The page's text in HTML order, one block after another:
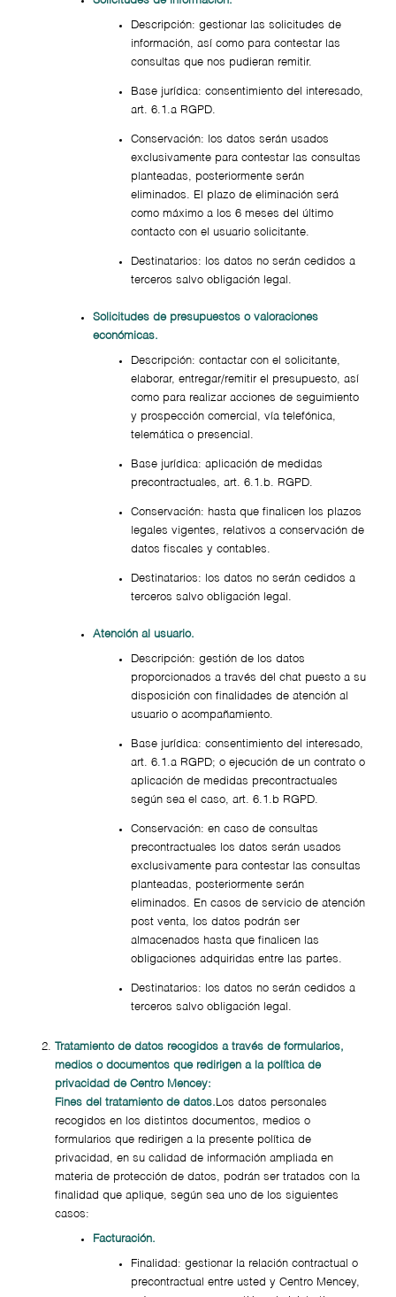
Descripción: gestionar las solicitudes de
información, así como para contestar las
consultas que nos pudieran remitir.
Base jurídica: consentimiento del interesado,
art. 6.1.a RGPD.
Conservación: los datos serán usados
exclusivamente para contestar las consultas
planteadas, posteriormente serán
eliminados. El plazo de eliminación será
como máximo a los 6 meses del último
contacto con el usuario solicitante.
Destinatarios: los datos no serán cedidos a
terceros salvo obligación legal.
Solicitudes de presupuestos o valoraciones
económicas.
Descripción: contactar con el solicitante,
elaborar, entregar/remitir el presupuesto, así
como para realizar acciones de seguimiento
y prospección comercial, vía telefónica,
telemática o presencial.
Base jurídica: aplicación de medidas
precontractuales, art. 6.1.b. RGPD.
Conservación: hasta que finalicen los plazos
legales vigentes, relativos a conservación de
datos fiscales y contables.
Destinatarios: los datos no serán cedidos a
terceros salvo obligación legal.
Atención al usuario.
Descripción: gestión de los datos
proporcionados a través del chat puesto a su
disposición con finalidades de atención al
usuario o acompañamiento.
Base jurídica: consentimiento del interesado,
art. 6.1.a RGPD; o ejecución de un contrato o
aplicación de medidas precontractuales
según sea el caso, art. 6.1.b RGPD.
Conservación: en caso de consultas
precontractuales los datos serán usados
exclusivamente para contestar las consultas
planteadas, posteriormente serán
eliminados. En casos de servicio de atención
post venta, los datos podrán ser
almacenados hasta que finalicen las
obligaciones adquiridas entre las partes.
Destinatarios: los datos no serán cedidos a
terceros salvo obligación legal.
Tratamiento de datos recogidos a través de formularios,
medios o documentos que redirigen a la política de
privacidad de Centro Mencey:
Fines del tratamiento de datos. Los datos personales
recogidos en los distintos documentos, medios o
formularios que redirigen a la presente política de
privacidad, en su calidad de información ampliada en
materia de protección de datos, podrán ser tratados con la
finalidad que aplique, según sea uno de los siguientes
casos:
Facturación.
Finalidad: gestionar la relación contractual o
precontractual entre usted y Centro Mencey,